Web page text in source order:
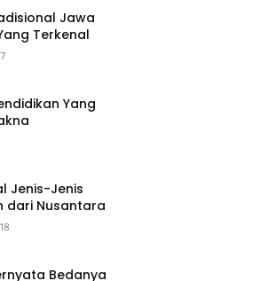
Jawa
Terkenal
Yang
Jenis-Jenis
dari Nusantara
Bedanya